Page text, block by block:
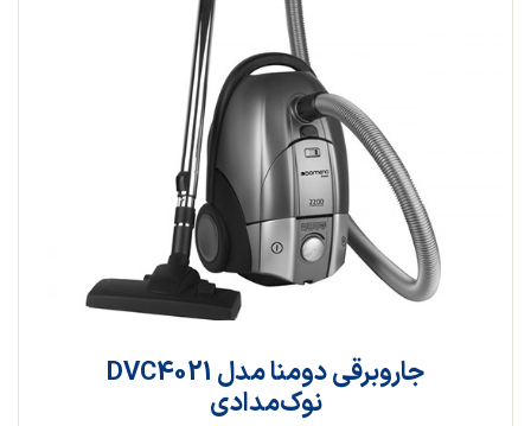
جاروبرقی دومنا مدل DVC4021
نوک‌مدادی